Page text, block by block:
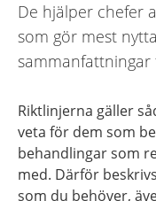
De hjälper chefer
som gör mest
Riktlinjerna gäller
veta för dem som
behandlingar som
med. Därför
som du behöver,